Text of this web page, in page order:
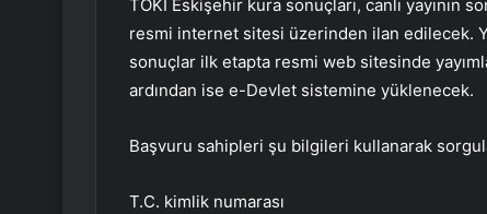
TOKİ Eskişehir kura sonuçları, canlı yayının
resmi internet sitesi üzerinden ilan edilecek.
sonuçlar ilk etapta resmi web sitesinde
ardından ise e-Devlet sistemine yüklenecek.
Başvuru sahipleri şu bilgileri kullanarak
T.C. kimlik numarası